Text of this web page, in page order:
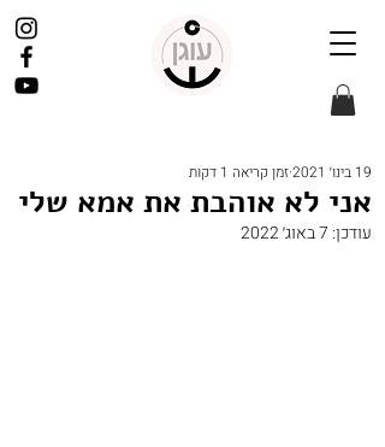
אני לא אוהבת את אמא שלי
19 בינו׳ 2021 זמן קריאה 1 דקות
עודכן: 7 באוג׳ 2022